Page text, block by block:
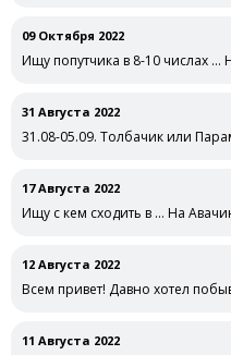
09 Октября 2022
Ищу попутчика в 8-10 числах …
31 Августа 2022
31.08-05.09. Толбачик или
17 Августа 2022
Ищу с кем сходить в … На
12 Августа 2022
Всем привет! Давно хотел
11 Августа 2022